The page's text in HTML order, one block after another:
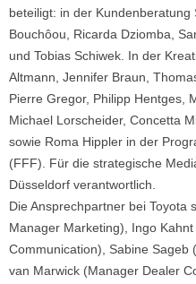
beteiligt: in der Kundenberatung
Bouchôou, Ricarda Dziomba,
und Tobias Schiwek. In der
Altmann, Jennifer Braun,
Pierre Gregor, Philipp Hentges,
Michael Lorscheider, Concetta
sowie Roma Hippler in der
(FFF). Für die strategische
Düsseldorf verantwortlich.
Die Ansprechpartner bei Toyota
Manager Marketing), Ingo
Communication), Sabine Sageb
van Marwick (Manager Dealer